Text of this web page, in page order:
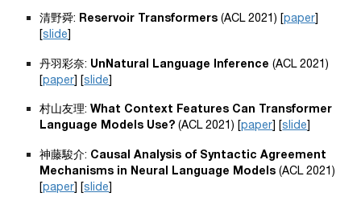
清野舜: Reservoir Transformers (ACL 2021) [paper]
[slide]
丹羽彩奈: UnNatural Language Inference (ACL 2021)
[paper] [slide]
村山友理: What Context Features Can Transformer
Language Models Use? (ACL 2021) [paper] [slide]
神藤駿介: Causal Analysis of Syntactic Agreement
Mechanisms in Neural Language Models (ACL 2021)
[paper] [slide]